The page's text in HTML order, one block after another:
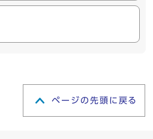
ページの先頭に戻る